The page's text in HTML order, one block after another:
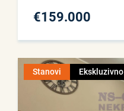
€159.000
Stanovi Ekskluzivno